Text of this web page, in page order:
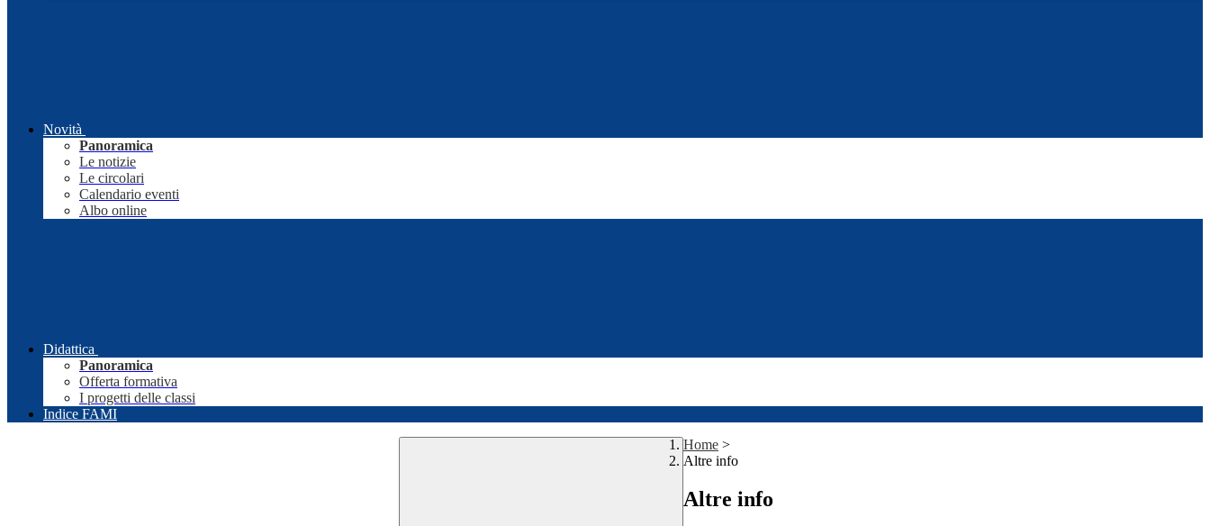
Novità
Panoramica
Le notizie
Le circolari
Calendario eventi
Albo online
Didattica
Panoramica
Offerta formativa
I progetti delle classi
Indice FAMI
Home >
Altre info
Altre info